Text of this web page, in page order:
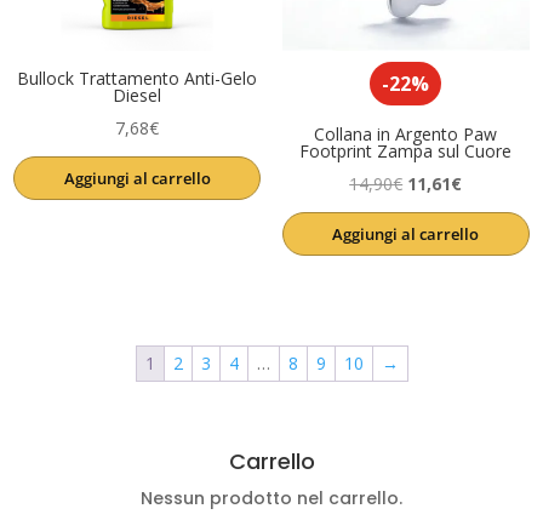
Bullock Trattamento Anti-Gelo
Diesel
7,68€
Aggiungi al carrello
-22%
Collana in Argento Paw
Footprint Zampa sul Cuore
14,90€ Il
prezzo
originale
11,61€Il
prezzo
attuale
Aggiungi al carrello
1 2 3 4 … 8 9 10 →
Carrello
Nessun prodotto nel carrello.